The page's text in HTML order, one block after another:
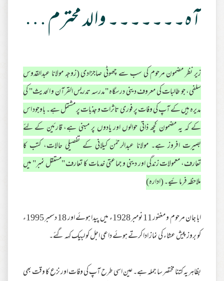
آہ۔۔۔۔۔۔۔ والد محترم (مولانا عبدالرحمٰن کیلانی)
زیر نظر مضمون مرحوم کی سب سے چھوٹی صاجزادی (زوجہ مولانا عبدالقدوس
سلفی، جو طالبات کی معروف دینی درسگاہ "مدرسہ تدریس القرآن و الحدیث" کی
مدیرہ ہیں کے آپ کی وفات پر فوری تاثرات و جذبات پر مشتمل ہے۔ باوجود اس
کے کہ یہ مضمون کچھ ذاتی حوالوں اور یادوں پر مبنی ہے، قارئین کے لئے
بصیرت افروز ہے۔ مولانا عبدالرحمٰن کیلانی کے تفصیلی حالات، کتب کا
تعارف، معمولات زندگی اور دینی و جماعتی خدمات کا تعارف "مستقل نمبر" میں
ملاحظہ فرمائیے۔ (ادارہ)
ابا جان مرحوم و مغفور 11 نومبر 1928ء میں پیدا ہوئے اور 18 دسمبر 1995ء
کو بروز پیش عشاء کی نماز ادا کرتے ہوئے داعی اجل کو لبیک کہہ گئے۔
بظاہر یہ کتنا مختصر سا جملہ ہے۔ عین اسی طرح آپ کی وفات اور نزع کا وقت بھی